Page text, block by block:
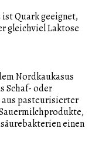
Quark geeignet,
gleichviel Laktose
Nordkaukasus
Schaf- oder
pasteurisierter
einen